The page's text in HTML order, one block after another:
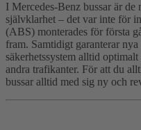
I Mercedes-Benz bussar är de
självklarhet – det var inte för
(ABS) monterades för första
fram. Samtidigt garanterar
säkerhetssystem alltid
andra trafikanter. För att du
bussar alltid med sig ny och